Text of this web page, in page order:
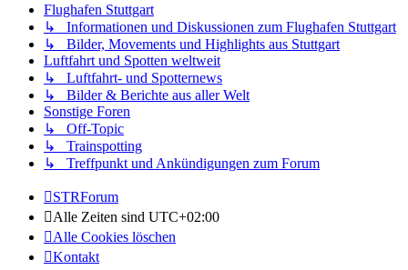
Flughafen Stuttgart
↳ Informationen und Diskussionen zum Flughafen Stuttgart
↳ Bilder, Movements und Highlights aus Stuttgart
Luftfahrt und Spotten weltweit
↳ Luftfahrt- und Spotternews
↳ Bilder & Berichte aus aller Welt
Sonstige Foren
↳ Off-Topic
↳ Trainspotting
↳ Treffpunkt und Ankündigungen zum Forum
STRForum
Alle Zeiten sind UTC+02:00
Alle Cookies löschen
Kontakt